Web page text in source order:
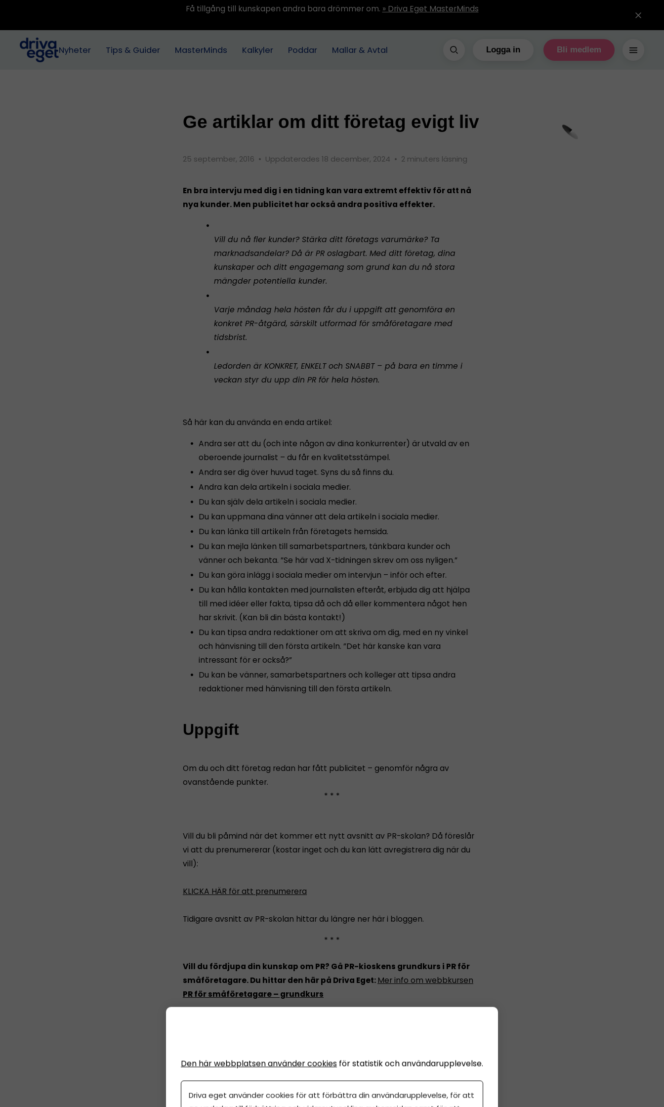
Få tillgång till kunskapen andra bara drömmer om. » Driva Eget MasterMinds
Nyheter Tips & Guider MasterMinds Kalkyler Poddar Mallar & Avtal Logga in Bli medlem
Ge artiklar om ditt företag evigt liv
25 september, 2016 • Uppdaterades 18 december, 2024 • 2 minuters läsning
En bra intervju med dig i en tidning kan vara extremt effektiv för att nå
nya kunder. Men publicitet har också andra positiva effekter.
Vill du nå fler kunder? Stärka ditt företags varumärke? Ta
marknadsandelar? Då är PR oslagbart. Med ditt företag, dina
kunskaper och ditt engagemang som grund kan du nå stora
mängder potentiella kunder.
Varje måndag hela hösten får du i uppgift att genomföra en
konkret PR-åtgärd, särskilt utformad för småföretagare med
tidsbrist.
Ledorden är KONKRET, ENKELT och SNABBT – på bara en timme i
veckan styr du upp din PR för hela hösten.
Så här kan du använda en enda artikel:
Andra ser att du (och inte någon av dina konkurrenter) är utvald av en
oberoende journalist – du får en kvalitetsstämpel.
Andra ser dig över huvud taget. Syns du så finns du.
Andra kan dela artikeln i sociala medier.
Du kan själv dela artikeln i sociala medier.
Du kan uppmana dina vänner att dela artikeln i sociala medier.
Du kan länka till artikeln från företagets hemsida.
Du kan mejla länken till samarbetspartners, tänkbara kunder och
vänner och bekanta. ”Se här vad X-tidningen skrev om oss nyligen.”
Du kan göra inlägg i sociala medier om intervjun – inför och efter.
Du kan hålla kontakten med journalisten efteråt, erbjuda dig att hjälpa
till med idéer eller fakta, tipsa då och då eller kommentera något hen
har skrivit. (Kan bli din bästa kontakt!)
Du kan tipsa andra redaktioner om att skriva om dig, med en ny vinkel
och hänvisning till den första artikeln. ”Det här kanske kan vara
intressant för er också?”
Du kan be vänner, samarbetspartners och kolleger att tipsa andra
redaktioner med hänvisning till den första artikeln.
Uppgift
Om du och ditt företag redan har fått publicitet – genomför några av
ovanstående punkter.
* * *
Vill du bli påmind när det kommer ett nytt avsnitt av PR-skolan? Då föreslår
vi att du prenumererar (kostar inget och du kan lätt avregistrera dig när du
vill):
KLICKA HÄR för att prenumerera
Tidigare avsnitt av PR-skolan hittar du längre ner här i bloggen.
* * *
Vill du fördjupa din kunskap om PR? Gå PR-kioskens grundkurs i PR för
småföretagare. Du hittar den här på Driva Eget:Mer info om webbkursen
PR för småföretagare – grundkurs
Den här webbplatsen använder cookies för statistik och användarupplevelse.
Driva eget använder cookies för att förbättra din användarupplevelse, för att